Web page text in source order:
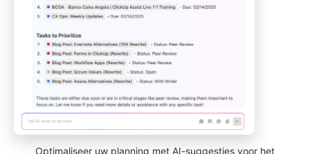
Optimaliseer uw planning met AI-suggesties voor het